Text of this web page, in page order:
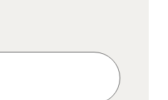
בקלות למחזור הדם
*השמנים האתרים של
במבער / דיפיוזר או
הבגד.